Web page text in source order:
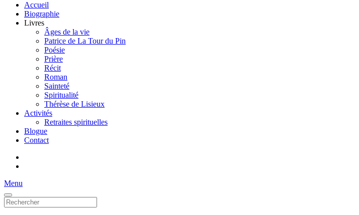
Accueil
Biographie
Livres
Âges de la vie
Patrice de La Tour du Pin
Poésie
Prière
Récit
Roman
Sainteté
Spiritualité
Thérèse de Lisieux
Activités
Retraites spirituelles
Blogue
Contact
Menu